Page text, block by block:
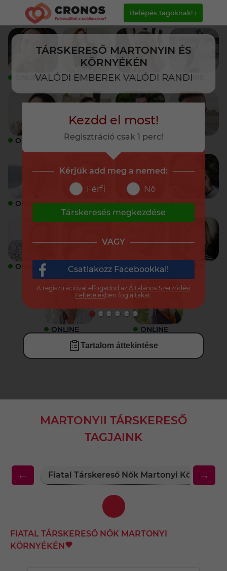
TÁRSKERESŐ MARTONYIN ÉS
KÖRNYÉKÉN
VALÓDI EMBEREK VALÓDI RANDI
Belépés tagoknak! ›
ONLINE ONLINE ONLINE ONLINE
ONLINE ONLINE ONLINE
ONLINE ONLINE ONLINE ONLINE
ONLINE ONLINE ONLINE
ONLINE ONLINE
Tartalom áttekintése
MARTONYII TÁRSKERESŐ
TAGJAINK
← Fiatal Társkereső Nők Martonyi Környékén
→
FIATAL TÁRSKERESŐ NŐK MARTONYI
KÖRNYÉKÉN
Kezdd el most!
Regisztráció csak 1 perc!
Kérjük add meg a nemed:
Férfi
Nő
Társkeresés megkezdése
VAGY
Csatlakozz Facebookkal!
A regisztrációval elfogadod az Általános Szerződési
Feltételekben foglaltakat.